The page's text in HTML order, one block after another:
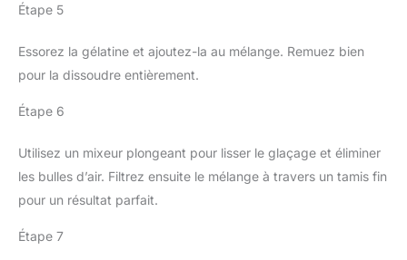
Étape 5
Essorez la gélatine et ajoutez-la au mélange. Remuez bien
pour la dissoudre entièrement.
Étape 6
Utilisez un mixeur plongeant pour lisser le glaçage et éliminer
les bulles d’air. Filtrez ensuite le mélange à travers un tamis fin
pour un résultat parfait.
Étape 7